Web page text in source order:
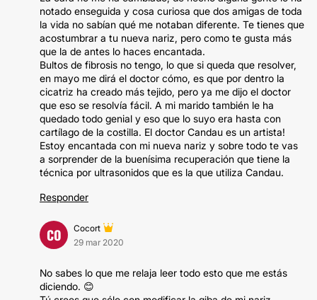
notado enseguida y cosa curiosa que dos amigas de toda
la vida no sabían qué me notaban diferente. Te tienes que
acostumbrar a tu nueva nariz, pero como te gusta más
que la de antes lo haces encantada.
Bultos de fibrosis no tengo, lo que si queda que resolver,
en mayo me dirá el doctor cómo, es que por dentro la
cicatriz ha creado más tejido, pero ya me dijo el doctor
que eso se resolvía fácil. A mi marido también le ha
quedado todo genial y eso que lo suyo era hasta con
cartílago de la costilla. El doctor Candau es un artista!
Estoy encantada con mi nueva nariz y sobre todo te vas
a sorprender de la buenísima recuperación que tiene la
técnica por ultrasonidos que es la que utiliza Candau.
Responder
CO
Cocort
29 mar 2020
No sabes lo que me relaja leer todo esto que me estás
diciendo. 😊